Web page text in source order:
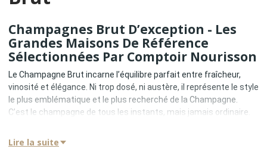
Champagnes Brut D’exception - Les
Grandes Maisons De Référence
Sélectionnées Par Comptoir Nourisson
Le Champagne Brut incarne l’équilibre parfait entre fraîcheur,
vinosité et élégance. Ni trop dosé, ni austère, il représente le style
le plus emblématique et le plus recherché de la Champagne.
C’est le champagne de tous les instants, mais jamais ordinaire.
angulaire de toute grande cave de champagne. Il révèle le style
d’une Maison, la précision d’un terroir et la vision d’un chef de
Lire la suite